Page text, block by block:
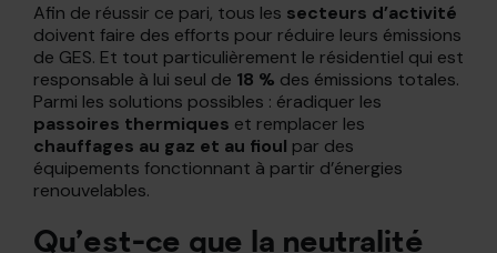
Afin de réussir ce pari, tous les secteurs d’activité
doivent faire des efforts pour réduire leurs émissions
de GES. Et tout particulièrement le résidentiel qui est
responsable à lui seul de 18 % des émissions totales.
Parmi les solutions possibles : éradiquer les
passoires thermiques et remplacer les
chauffages au gaz et au fioul par des
équipements fonctionnant à partir d’énergies
renouvelables.
Qu’est-ce que la neutralité